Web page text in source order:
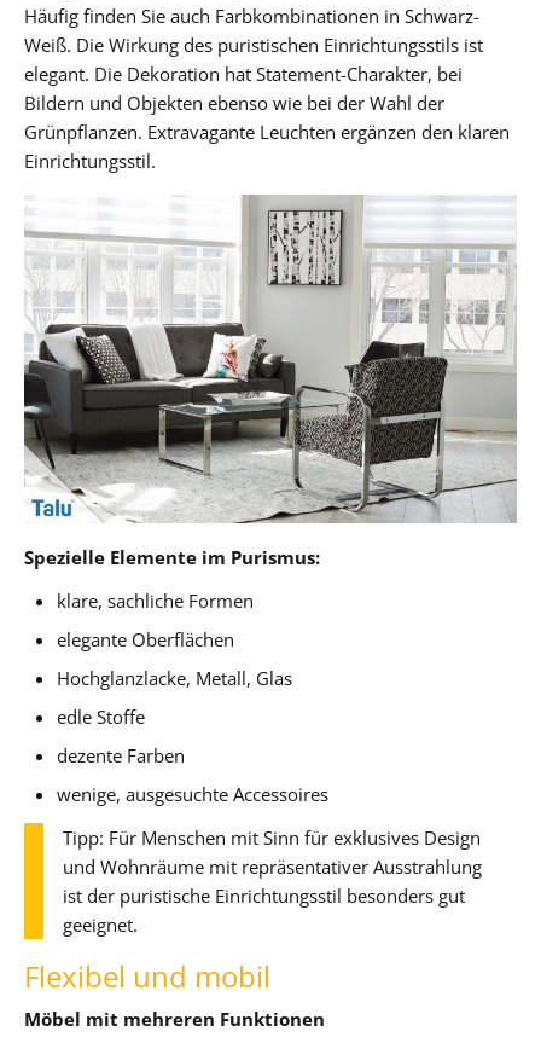
Häufig finden Sie auch Farbkombinationen in Schwarz-
Weiß. Die Wirkung des puristischen Einrichtungsstils ist
elegant. Die Dekoration hat Statement-Charakter, bei
Bildern und Objekten ebenso wie bei der Wahl der
Grünpflanzen. Extravagante Leuchten ergänzen den klaren
Einrichtungsstil.
Spezielle Elemente im Purismus:
klare, sachliche Formen
elegante Oberflächen
Hochglanzlacke, Metall, Glas
edle Stoffe
dezente Farben
wenige, ausgesuchte Accessoires
Tipp: Für Menschen mit Sinn für exklusives Design
und Wohnräume mit repräsentativer Ausstrahlung
ist der puristische Einrichtungsstil besonders gut
geeignet.
Flexibel und mobil
Möbel mit mehreren Funktionen